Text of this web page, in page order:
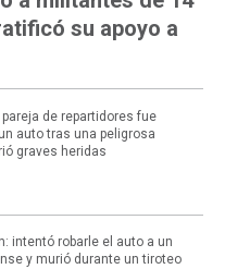
su apoyo a
de repartidores fue
auto tras una peligrosa
graves heridas
intentó robarle el auto a un
y murió durante un tiroteo